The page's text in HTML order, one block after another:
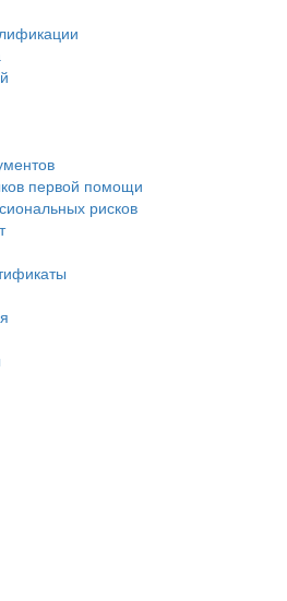
первой помощи
рисков